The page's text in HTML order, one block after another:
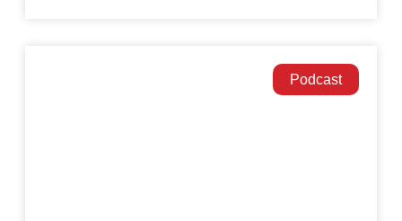
Podcast